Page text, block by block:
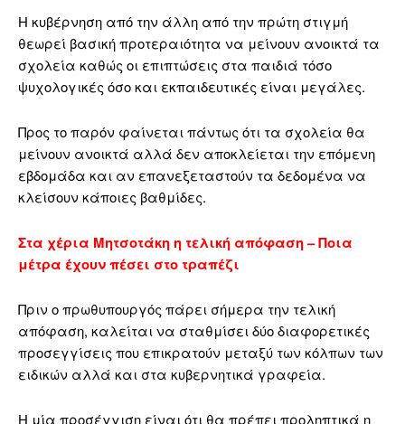
Η κυβέρνηση από την άλλη από την πρώτη στιγμή
θεωρεί βασική προτεραιότητα να μείνουν ανοικτά τα
σχολεία καθώς οι επιπτώσεις στα παιδιά τόσο
ψυχολογικές όσο και εκπαιδευτικές είναι μεγάλες.
Προς το παρόν φαίνεται πάντως ότι τα σχολεία θα
μείνουν ανοικτά αλλά δεν αποκλείεται την επόμενη
εβδομάδα και αν επανεξεταστούν τα δεδομένα να
κλείσουν κάποιες βαθμίδες.
Στα χέρια Μητσοτάκη η τελική απόφαση – Ποια
μέτρα έχουν πέσει στο τραπέζι
Πριν ο πρωθυπουργός πάρει σήμερα την τελική
απόφαση, καλείται να σταθμίσει δύο διαφορετικές
προσεγγίσεις που επικρατούν μεταξύ των κόλπων των
ειδικών αλλά και στα κυβερνητικά γραφεία.
Η μία προσέγγιση είναι ότι θα πρέπει προληπτικά η